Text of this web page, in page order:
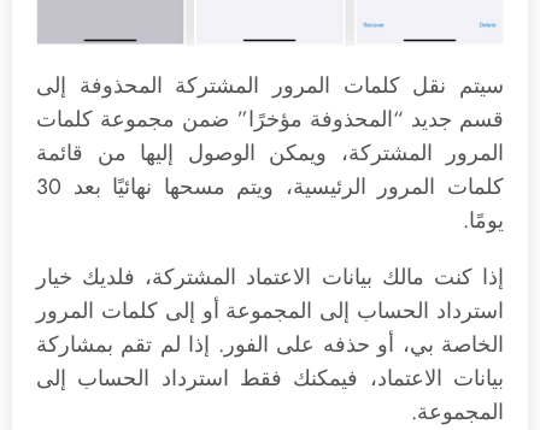
سيتم نقل كلمات المرور المشتركة المحذوفة إلى
قسم جديد “المحذوفة مؤخرًا” ضمن مجموعة كلمات
المرور المشتركة، ويمكن الوصول إليها من قائمة
كلمات المرور الرئيسية، ويتم مسحها نهائيًا بعد 30
يومًا.
إذا كنت مالك بيانات الاعتماد المشتركة، فلديك خيار
استرداد الحساب إلى المجموعة أو إلى كلمات المرور
الخاصة بي، أو حذفه على الفور. إذا لم تقم بمشاركة
بيانات الاعتماد، فيمكنك فقط استرداد الحساب إلى
المجموعة.